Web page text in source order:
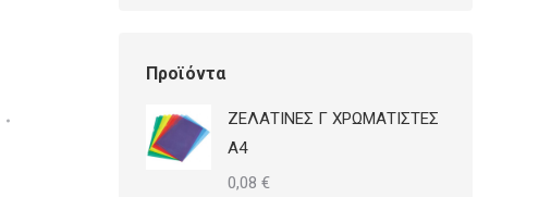
Προϊόντα
ΖΕΛΑΤΙΝΕΣ Γ ΧΡΩΜΑΤΙΣΤΕΣ
Α4
0,08 €